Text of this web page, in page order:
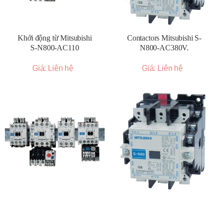
Khởi động từ Mitsubishi
S-N800-AC110
Giá: Liên hệ
Contactors Mitsubishi S-
N800-AC380V.
Giá: Liên hệ